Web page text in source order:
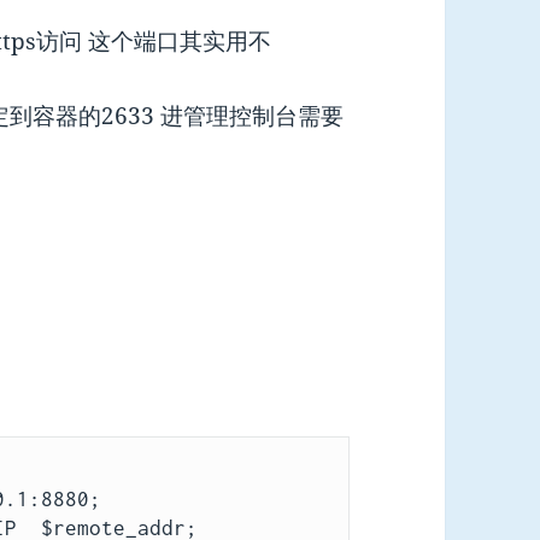
访问 这个端口其实用不
容器的2633 进管理控制台需要